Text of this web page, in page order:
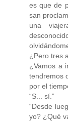
es que de
san
una
¿Pero tres
¿Vamos a
tendremos
por el
“S... sí.”
“Desde
yo? ¿Qué